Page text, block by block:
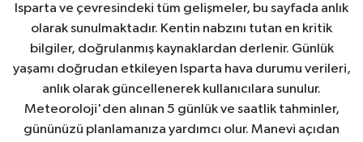
Isparta ve çevresindeki tüm gelişmeler, bu sayfada anlık
olarak sunulmaktadır. Kentin nabzını tutan en kritik
bilgiler, doğrulanmış kaynaklardan derlenir. Günlük
yaşamı doğrudan etkileyen Isparta hava durumu verileri,
anlık olarak güncellenerek kullanıcılara sunulur.
Meteoroloji'den alınan 5 günlük ve saatlik tahminler,
gününüzü planlamanıza yardımcı olur. Manevi açıdan